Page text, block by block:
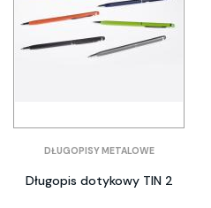
DŁUGOPISY METALOWE
Długopis dotykowy TIN 2